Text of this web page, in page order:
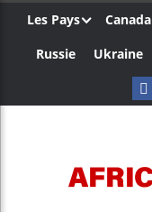
Les Pays Canada
Russie
Ukraine